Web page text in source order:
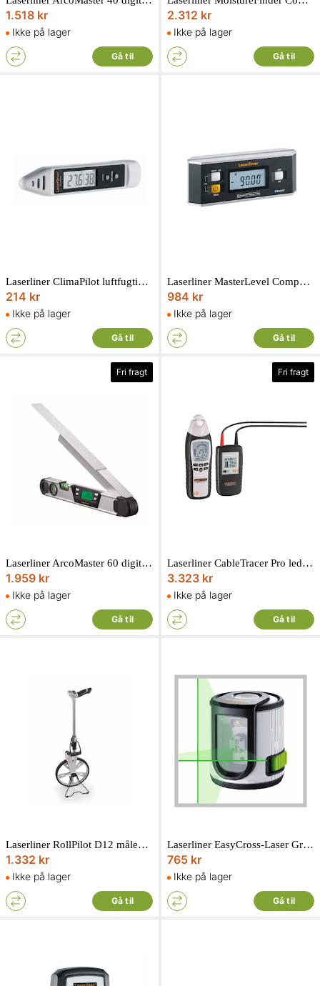
1.518 kr
Ikke på lager
Gå til
2.312 kr
Ikke på lager
Gå til
Laserliner ClimaPilot luftfugtighedsmåler / hygrometer
214 kr
Ikke på lager
Gå til
Laserliner MasterLevel Compact Plus digital hældningsmåler med bluetooth
984 kr
Ikke på lager
Gå til
Fri fragt
Laserliner ArcoMaster 60 digital vinkelmåler
1.959 kr
Ikke på lager
Gå til
Fri fragt
Laserliner CableTracer Pro ledningssøgersæt med sender og modtager
3.323 kr
Ikke på lager
Gå til
Laserliner RollPilot D12 målehjul med digitalt display
1.332 kr
Ikke på lager
Gå til
Laserliner EasyCross-Laser Green krydslaser med justerbart vægbeslag
765 kr
Ikke på lager
Gå til